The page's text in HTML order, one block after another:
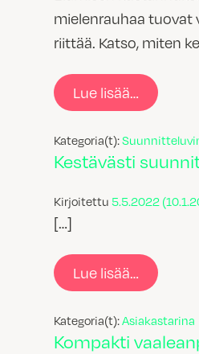
mielenrauhaa
riittää. Katso, miten
Lue lisää… from
Kategoria(t):
Kestävästi
Kirjoitettu 5.5.2022
[…]
Lue lisää… from
Kategoria(t):Asiakastarina
Kompakti